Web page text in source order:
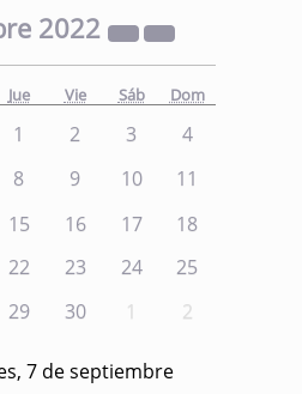
2022
Jue Vie Sáb Dom
1 2 3
4
8 9 10
11
15 16 17
18
22 23 24
25
29 30 1 2
7 de septiembre